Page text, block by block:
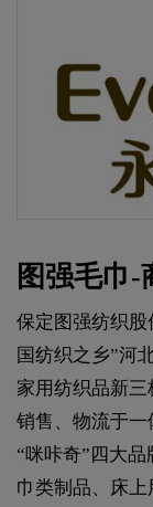
图强毛巾-
保定图强纺织股
国纺织之乡”河
家用纺织品新三
销售、物流于一
“咪咔奇”四大
巾类制品、床上